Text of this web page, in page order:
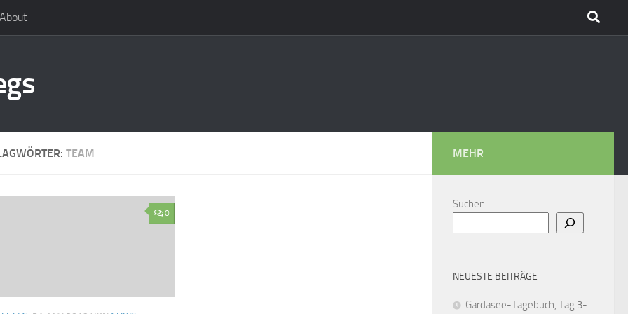
About
TEAM
0
MEHR
Suchen
NEUESTE BEITRÄGE
Gardasee-Tagebuch, Tag 3-